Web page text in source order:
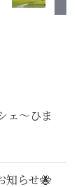
ェ〜ひま
知らせ🐝